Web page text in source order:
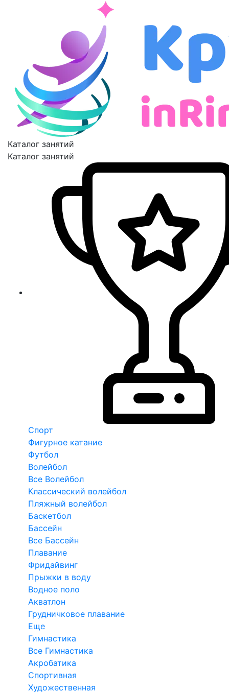
Каталог занятий
Каталог занятий
Спорт
Фигурное катание
Футбол
Волейбол
Все Волейбол
Классический волейбол
Пляжный волейбол
Баскетбол
Бассейн
Все Бассейн
Плавание
Фридайвинг
Прыжки в воду
Водное поло
Акватлон
Грудничковое плавание
Еще
Гимнастика
Все Гимнастика
Акробатика
Спортивная
Художественная